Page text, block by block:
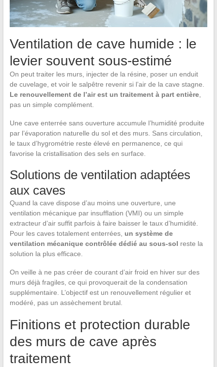
Ventilation de cave humide : le
levier souvent sous-estimé
On peut traiter les murs, injecter de la résine, poser un enduit
de cuvelage, et voir le salpêtre revenir si l’air de la cave stagne.
Le renouvellement de l’air est un traitement à part entière,
pas un simple complément.
Une cave enterrée sans ouverture accumule l’humidité produite
par l’évaporation naturelle du sol et des murs. Sans circulation,
le taux d’hygrométrie reste élevé en permanence, ce qui
favorise la cristallisation des sels en surface.
Solutions de ventilation adaptées
aux caves
Quand la cave dispose d’au moins une ouverture, une
ventilation mécanique par insufflation (VMI) ou un simple
extracteur d’air suffit parfois à faire baisser le taux d’humidité.
Pour les caves totalement enterrées, un système de
ventilation mécanique contrôlée dédié au sous-sol reste la
solution la plus efficace.
On veille à ne pas créer de courant d’air froid en hiver sur des
murs déjà fragiles, ce qui provoquerait de la condensation
supplémentaire. L’objectif est un renouvellement régulier et
modéré, pas un assèchement brutal.
Finitions et protection durable
des murs de cave après
traitement